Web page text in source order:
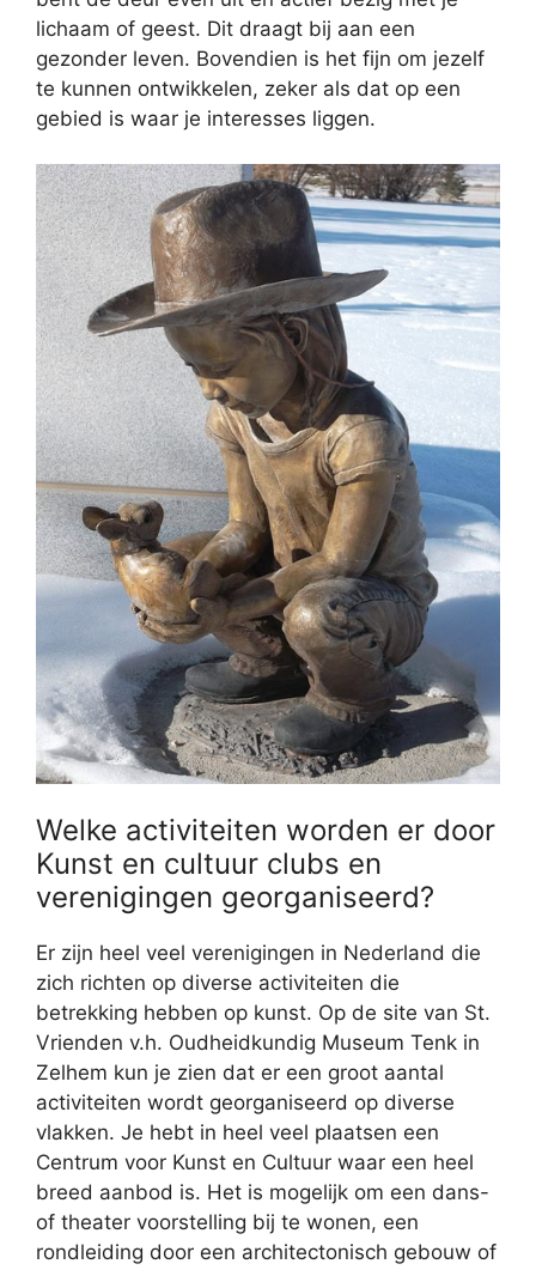
lichaam of geest. Dit draagt bij aan een
gezonder leven. Bovendien is het fijn om jezelf
te kunnen ontwikkelen, zeker als dat op een
gebied is waar je interesses liggen.
Welke activiteiten worden er door
Kunst en cultuur clubs en
verenigingen georganiseerd?
Er zijn heel veel verenigingen in Nederland die
zich richten op diverse activiteiten die
betrekking hebben op kunst. Op de site van St.
Vrienden v.h. Oudheidkundig Museum Tenk in
Zelhem kun je zien dat er een groot aantal
activiteiten wordt georganiseerd op diverse
vlakken. Je hebt in heel veel plaatsen een
Centrum voor Kunst en Cultuur waar een heel
breed aanbod is. Het is mogelijk om een dans-
of theater voorstelling bij te wonen, een
rondleiding door een architectonisch gebouw of